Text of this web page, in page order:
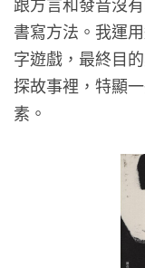
書寫方法。我運
字遊戲，最終目
探故事裡，特顯
素。